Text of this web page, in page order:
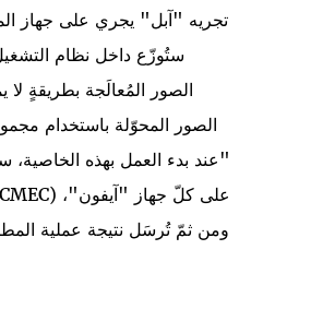
تجريه "آبل" يجري على جهاز
الصور المُعالَجة بطريقةٍ
الصور المحوّلة باستخدام
عند بدء العمل بهذه
ومن ثمّ تُرسَل نتيجة عملية